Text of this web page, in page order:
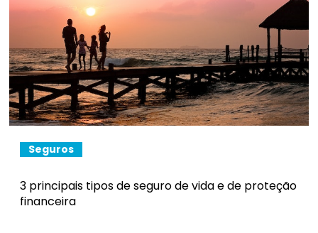
Seguros
3 principais tipos de seguro de vida e de proteção
financeira